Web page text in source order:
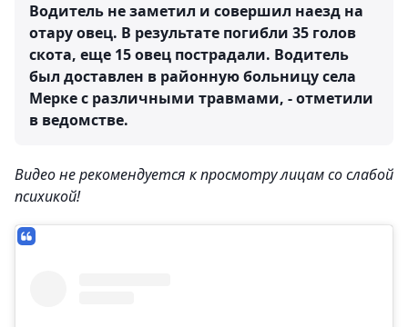
Водитель не заметил и совершил наезд на
отару овец. В результате погибли 35 голов
скота, еще 15 овец пострадали. Водитель
был доставлен в районную больницу села
Мерке с различными травмами, - отметили
в ведомстве.
Видео не рекомендуется к просмотру лицам со слабой
психикой!